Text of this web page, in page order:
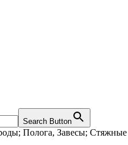
Search Button
Полога, Завесы;